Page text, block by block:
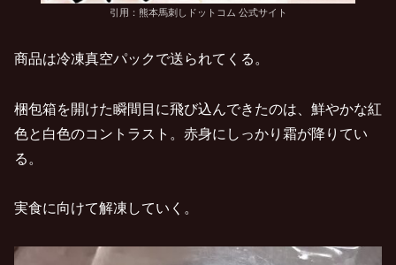
引用：熊本馬刺しドットコム 公式サイト
商品は冷凍真空パックで送られてくる。
梱包箱を開けた瞬間目に飛び込んできたのは、鮮やかな紅
色と白色のコントラスト。赤身にしっかり霜が降りてい
る。
実食に向けて解凍していく。